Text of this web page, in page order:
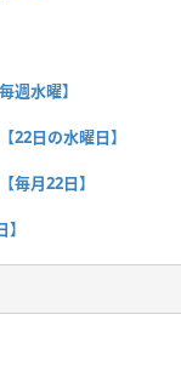
週水曜】
22日の水曜日】
毎月22日】